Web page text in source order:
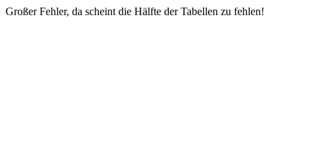
Großer Fehler, da scheint die Hälfte der Tabellen zu fehlen!